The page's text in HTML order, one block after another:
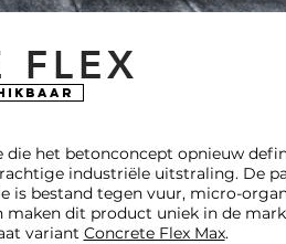
FLEX
die het betonconcept opnieuw
industriële uitstraling. De
is bestand tegen vuur, micro-
maken dit product uniek in de
variant Concrete Flex Max.